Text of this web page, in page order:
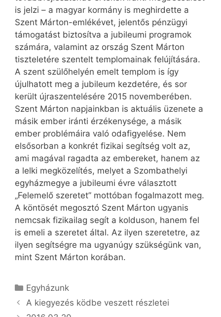
is jelzi – a magyar kormány is meghirdette a
Szent Márton-emlékévet, jelentős pénzügyi
támogatást biztosítva a jubileumi programok
számára, valamint az ország Szent Márton
tiszteletére szentelt templomainak felújítására.
A szent szülőhelyén emelt templom is így
újulhatott meg a jubileum kezdetére, és sor
került újraszentelésére 2015 novemberében.
Szent Márton napjainkban is aktuális üzenete a
másik ember iránti érzékenysége, a másik
ember problémáira való odafigyelése. Nem
elsősorban a konkrét fizikai segítség volt az,
ami magával ragadta az embereket, hanem az
a lelki megközelítés, melyet a Szombathelyi
egyházmegye a jubileumi évre választott
„Felemelő szeretet” mottóban fogalmazott meg.
A köntösét megosztó Szent Márton ugyanis
nemcsak fizikailag segít a kolduson, hanem fel
is emeli a szeretet által. Az ilyen szeretetre, az
ilyen segítségre ma ugyanúgy szükségünk van,
mint Szent Márton korában.
Kategória
Egyházunk
A kiegyezés ködbe veszett részletei